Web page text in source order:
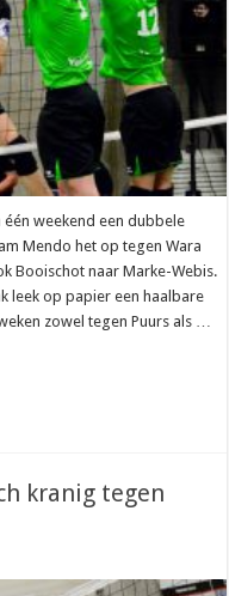
weekend een dubbele
Mendo het op tegen Wara
Booischot naar Marke-Webis.
leek op papier een haalbare
zowel tegen Puurs als …
kranig tegen